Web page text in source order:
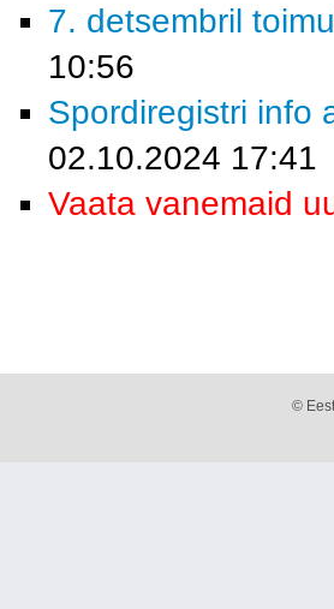
7. detsembril
10:56
Spordiregistri info
02.10.2024 17:41
Vaata vanemaid
©